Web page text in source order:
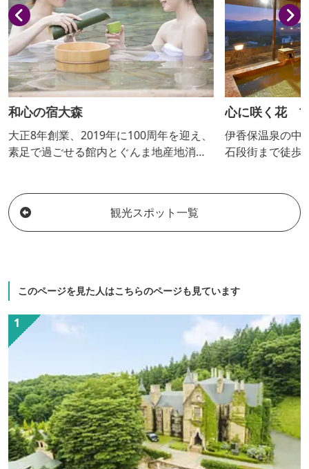
和心の宿大森
大正8年創業、2019年に100周年を迎え、
素足で過ごせる館内とぐんま地産地消優
やすくあったかで心和む宿」を目指して
います。 女将の目の届く宿として、まご
ころをこめておもてなしいたします。
心に咲く花
伊香保温泉の中
石段街まで徒歩
湯」を源泉か
階の展望大浴
見渡せ、四季の
観光スポット一覧
このページを見た人はこちらのページも見ています